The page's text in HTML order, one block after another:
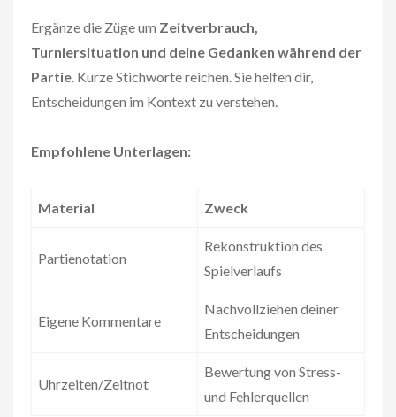
Ergänze die Züge um Zeitverbrauch,
Turniersituation und deine Gedanken während der
Partie. Kurze Stichworte reichen. Sie helfen dir,
Entscheidungen im Kontext zu verstehen.
Empfohlene Unterlagen:
Material Zweck
Partienotation
Rekonstruktion des
Spielverlaufs
Eigene Kommentare
Nachvollziehen deiner
Entscheidungen
Uhrzeiten/Zeitnot
Bewertung von Stress-
und Fehlerquellen